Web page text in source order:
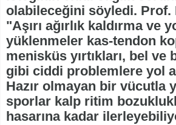
olabileceğini söyledi. Prof.
"Aşırı ağırlık kaldırma ve
yüklenmeler kas-tendon
menisküs yırtıkları, bel ve
gibi ciddi problemlere yol
Hazır olmayan bir vücutla
sporlar kalp ritim
hasarına kadar